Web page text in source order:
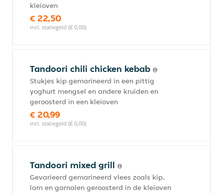
kleioven
€ 22,50
incl. statiegeld (€ 0,00)
Tandoori chili chicken kebab
Stukjes kip gemarineerd in een pittig
yoghurt mengsel en andere kruiden en
geroosterd in een kleioven
€ 20,99
incl. statiegeld (€ 0,00)
Tandoori mixed grill
Gevarieerd gemarineerd vlees zoals kip,
lam en garnalen geroosterd in de kleioven